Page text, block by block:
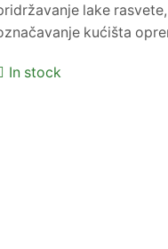
lake
kućišta
In stock